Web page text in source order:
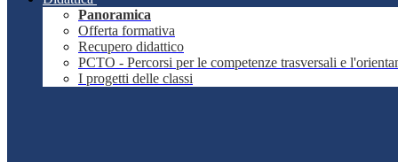
Panoramica
Offerta formativa
Recupero didattico
PCTO - Percorsi per le competenze trasversali e
I progetti delle classi